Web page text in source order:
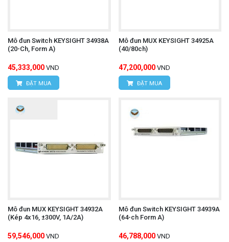
Mô đun Switch KEYSIGHT 34938A
(20-Ch, Form A)
45,333,000 VND
ĐẶT MUA
Mô đun MUX KEYSIGHT 34925A
(40/80ch)
47,200,000 VND
ĐẶT MUA
Mô đun MUX KEYSIGHT 34932A
(Kép 4x16, ±300V, 1A/2A)
59,546,000 VND
Mô đun Switch KEYSIGHT 34939A
(64-ch Form A)
46,788,000 VND